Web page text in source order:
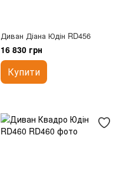
Диван Діана Юдін RD456
16 830 грн
Купити